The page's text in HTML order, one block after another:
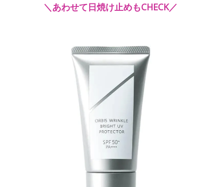
＼あわせて日焼け止めもCHECK／